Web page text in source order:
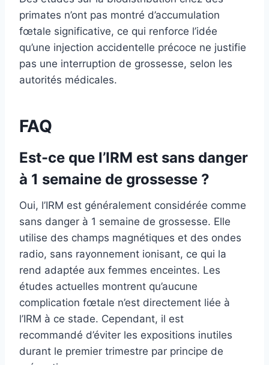
primates n’ont pas montré d’accumulation
fœtale significative, ce qui renforce l’idée
qu’une injection accidentelle précoce ne justifie
pas une interruption de grossesse, selon les
autorités médicales.
FAQ
Est-ce que l’IRM est sans danger
à 1 semaine de grossesse ?
Oui, l’IRM est généralement considérée comme
sans danger à 1 semaine de grossesse. Elle
utilise des champs magnétiques et des ondes
radio, sans rayonnement ionisant, ce qui la
rend adaptée aux femmes enceintes. Les
études actuelles montrent qu’aucune
complication fœtale n’est directement liée à
l’IRM à ce stade. Cependant, il est
recommandé d’éviter les expositions inutiles
durant le premier trimestre par principe de